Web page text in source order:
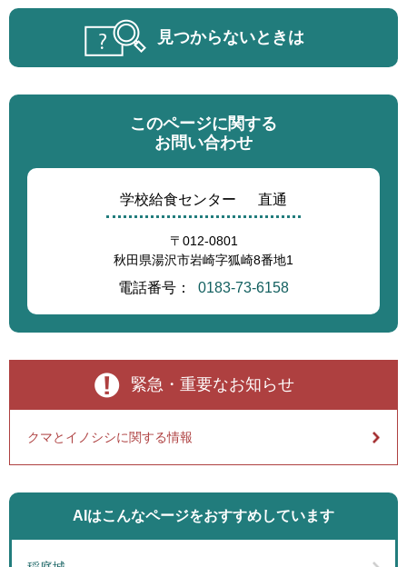
見つからないときは
このページに関する
お問い合わせ
学校給食センター 直通
〒012-0801
秋田県湯沢市岩崎字狐崎8番地1
電話番号： 0183-73-6158
緊急・重要なお知らせ
クマとイノシシに関する情報
AIはこんなページをおすすめしています